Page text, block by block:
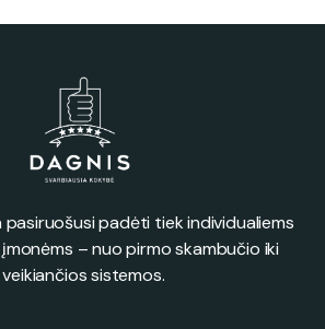
pasiruošusi padėti tiek individualiems
– nuo pirmo skambučio iki
veikiančios sistemos.